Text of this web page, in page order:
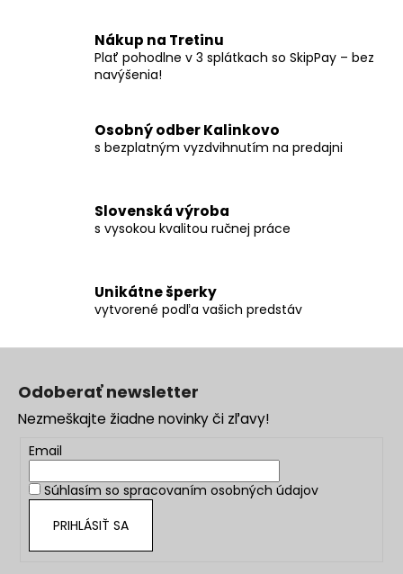
p
r
y
v
ý
s
u
Nákup na Tretinu
Plať pohodlne v 3 splátkach so SkipPay – bez
navýšenia!
Osobný odber Kalinkovo
s bezplatným vyzdvihnutím na predajni
Slovenská výroba
s vysokou kvalitou ručnej práce
Unikátne šperky
vytvorené podľa vašich predstáv
Odoberať newsletter
Nezmeškajte žiadne novinky či zľavy!
Email
Súhlasím so spracovaním osobných údajov
PRIHLÁSIŤ SA